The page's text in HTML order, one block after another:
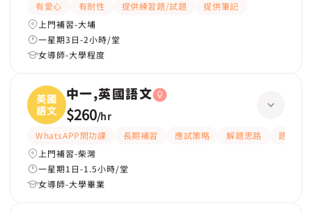
有愛心 有耐性 提供練習題/試題
提供筆記
上門補習-大埔
一星期3日-2小時/堂
女導師-大學程度
英國
語文
中一,英國語文
$260/hr
WhatsAPP問功課 長期補習 應試策略 解題思路
題目講
上門補習-柴灣
一星期1日-1.5小時/堂
女導師-大學畢業